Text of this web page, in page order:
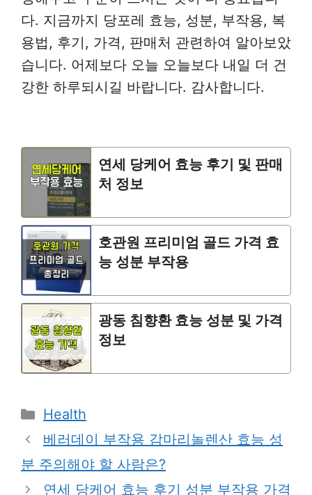
다. 지금까지 당포레 효능, 성분, 부작용, 복
용법, 후기, 가격, 판매처 관련하여 알아보았
습니다. 어제보다 오늘 오늘보다 내일 더 건
강한 하루되시길 바랍니다. 감사합니다.
연세 당케어 효능 후기 및 판매
처 정보
호관원 프리미엄 골드 가격 효
능 성분 부작용
광동 침향환 효능 성분 및 가격
정보
Categories
Health
베러데이 부작용 감마리놀렌산 효능 성
분 주의해야 할 사람은?
연세 당케어 효능 후기 성분 부작용 가격